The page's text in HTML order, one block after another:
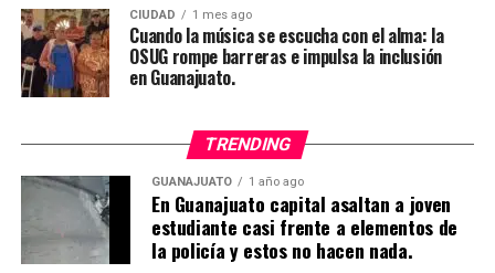
CIUDAD 1 mes ago
Cuando la música se escucha con el alma: la
OSUG rompe barreras e impulsa la inclusión
en Guanajuato.
TRENDING
GUANAJUATO 1 año ago
En Guanajuato capital asaltan a joven
estudiante casi frente a elementos de
la policía y estos no hacen nada.